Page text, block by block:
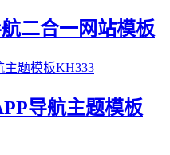
二合一网站模板
导航主题模板